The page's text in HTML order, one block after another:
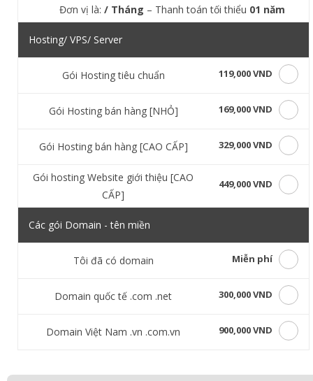
Đơn vị là: / Tháng – Thanh toán tối thiểu 01 năm
Hosting/ VPS/ Server
Gói Hosting tiêu chuẩn 119,000 VND
Gói Hosting bán hàng [NHỎ] 169,000 VND
Gói Hosting bán hàng [CAO CẤP] 329,000 VND
Gói hosting Website giới thiệu [CAO
CẤP]
449,000 VND
Các gói Domain - tên miền
Tôi đã có domain Miễn phí
Domain quốc tế .com .net 300,000 VND
Domain Việt Nam .vn .com.vn 900,000 VND